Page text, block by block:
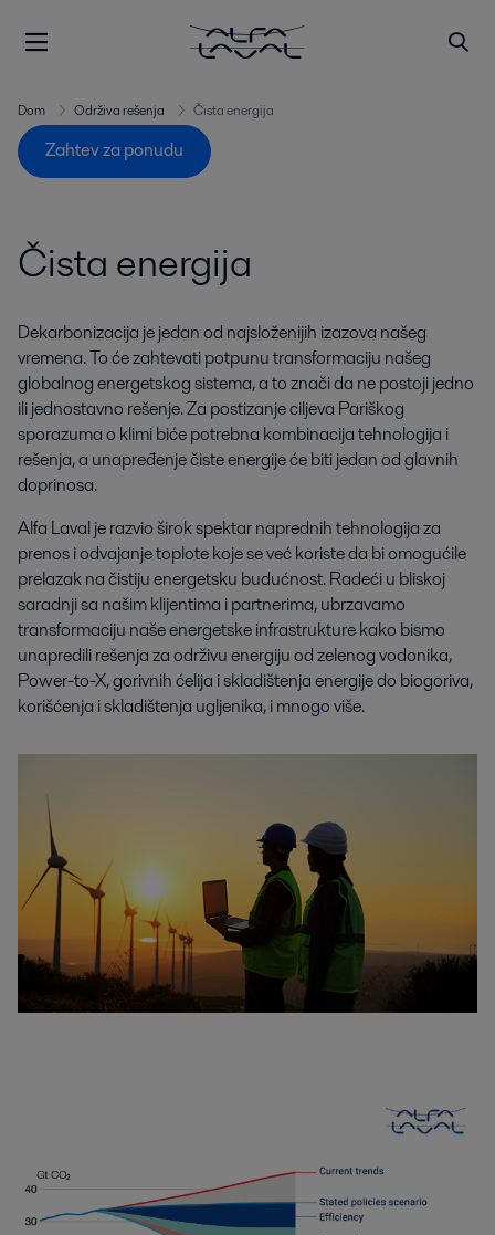
Dom Održiva rešenja Čista energija
Zahtev za ponudu
Čista energija
Dekarbonizacija je jedan od najsloženijih izazova našeg
vremena. To će zahtevati potpunu transformaciju našeg
globalnog energetskog sistema, a to znači da ne postoji jedno
ili jednostavno rešenje. Za postizanje ciljeva Pariškog
sporazuma o klimi biće potrebna kombinacija tehnologija i
rešenja, a unapređenje čiste energije će biti jedan od glavnih
doprinosa.
Alfa Laval je razvio širok spektar naprednih tehnologija za
prenos i odvajanje toplote koje se već koriste da bi omogućile
prelazak na čistiju energetsku budućnost. Radeći u bliskoj
saradnji sa našim klijentima i partnerima, ubrzavamo
transformaciju naše energetske infrastrukture kako bismo
unapredili rešenja za održivu energiju od zelenog vodonika,
Power-to-X, gorivnih ćelija i skladištenja energije do biogoriva,
korišćenja i skladištenja ugljenika, i mnogo više.